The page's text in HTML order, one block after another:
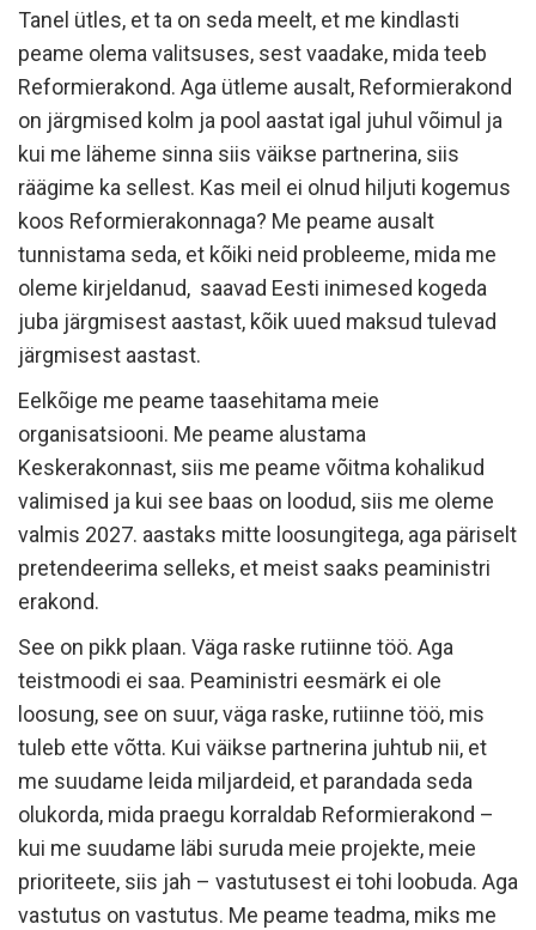
Tanel ütles, et ta on seda meelt, et me kindlasti
peame olema valitsuses, sest vaadake, mida teeb
Reformierakond. Aga ütleme ausalt, Reformierakond
on järgmised kolm ja pool aastat igal juhul võimul ja
kui me läheme sinna siis väikse partnerina, siis
räägime ka sellest. Kas meil ei olnud hiljuti kogemus
koos Reformierakonnaga? Me peame ausalt
tunnistama seda, et kõiki neid probleeme, mida me
oleme kirjeldanud, saavad Eesti inimesed kogeda
juba järgmisest aastast, kõik uued maksud tulevad
järgmisest aastast.
Eelkõige me peame taasehitama meie
organisatsiooni. Me peame alustama
Keskerakonnast, siis me peame võitma kohalikud
valimised ja kui see baas on loodud, siis me oleme
valmis 2027. aastaks mitte loosungitega, aga päriselt
pretendeerima selleks, et meist saaks peaministri
erakond.
See on pikk plaan. Väga raske rutiinne töö. Aga
teistmoodi ei saa. Peaministri eesmärk ei ole
loosung, see on suur, väga raske, rutiinne töö, mis
tuleb ette võtta. Kui väikse partnerina juhtub nii, et
me suudame leida miljardeid, et parandada seda
olukorda, mida praegu korraldab Reformierakond –
kui me suudame läbi suruda meie projekte, meie
prioriteete, siis jah – vastutusest ei tohi loobuda. Aga
vastutus on vastutus. Me peame teadma, miks me